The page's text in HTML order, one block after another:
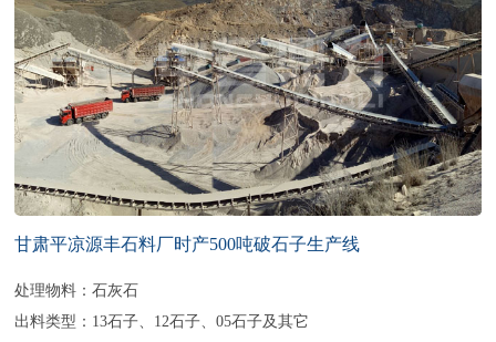
甘肃平凉源丰石料厂时产500吨破石子生产线
处理物料：石灰石
出料类型：13石子、12石子、05石子及其它